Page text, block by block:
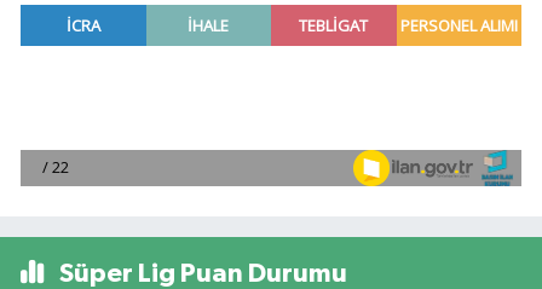
Süper Lig Puan Durumu